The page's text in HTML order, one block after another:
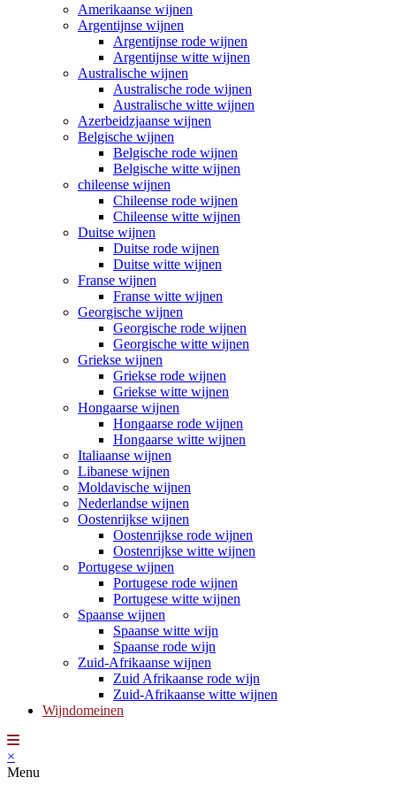
Amerikaanse wijnen
Argentijnse wijnen
Argentijnse rode wijnen
Argentijnse witte wijnen
Australische wijnen
Australische rode wijnen
Australische witte wijnen
Azerbeidzjaanse wijnen
Belgische wijnen
Belgische rode wijnen
Belgische witte wijnen
chileense wijnen
Chileense rode wijnen
Chileense witte wijnen
Duitse wijnen
Duitse rode wijnen
Duitse witte wijnen
Franse wijnen
Franse witte wijnen
Georgische wijnen
Georgische rode wijnen
Georgische witte wijnen
Griekse wijnen
Griekse rode wijnen
Griekse witte wijnen
Hongaarse wijnen
Hongaarse rode wijnen
Hongaarse witte wijnen
Italiaanse wijnen
Libanese wijnen
Moldavische wijnen
Nederlandse wijnen
Oostenrijkse wijnen
Oostenrijkse rode wijnen
Oostenrijkse witte wijnen
Portugese wijnen
Portugese rode wijnen
Portugese witte wijnen
Spaanse wijnen
Spaanse witte wijn
Spaanse rode wijn
Zuid-Afrikaanse wijnen
Zuid Afrikaanse rode wijn
Zuid-Afrikaanse witte wijnen
Wijndomeinen
×
Menu